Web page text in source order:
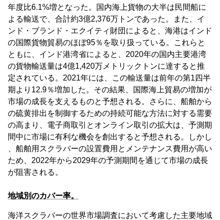
年度比6.1%増となった。国内海上貨物の大半は民間船に
よる輸送で、合計約3億2,376万トンであった。また、イ
ンド・ブランド・エクイティ財団によると、海港はインド
の国際貨物貿易のほぼ95％を取り扱っている。これらと
ともに、インド港湾省によると、2020年の国内主要港湾
の貨物輸送量は4億1,420万メトリックトンに達すると推
定されている。2021年には、この輸送量は前年の第1四半
期より12.9％増加した。その結果、国際海上貿易の増加が
市場の成長を支えるものと予想される。さらに、船舶から
の硫黄排出を制御するための持続可能な方法に対する需要
の高まり、電子商取引とオンライン取引の拡大は、予測期
間中に市場に有利な機会を創出すると予想される。しかし
、船舶用スクラバーの設置費用とメンテナンス費用が高い
ため、2022年から2029年の予測期間を通じて市場の成長
が阻害される。
地域別のカバー率。
海洋スクラバーの世界市場調査において考慮した主要地域